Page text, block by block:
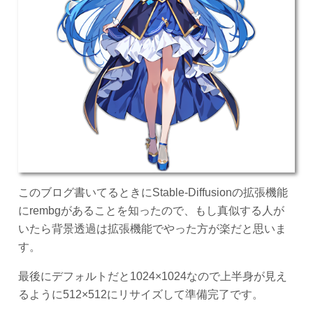
このブログ書いてるときにStable-Diffusionの拡張機能
にrembgがあることを知ったので、もし真似する人が
いたら背景透過は拡張機能でやった方が楽だと思いま
す。
最後にデフォルトだと1024×1024なので上半身が見え
るように512×512にリサイズして準備完了です。